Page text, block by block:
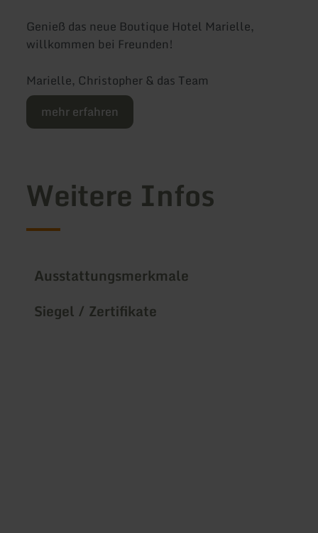
Genieß das neue Boutique Hotel Marielle,
willkommen bei Freunden!
Marielle, Christopher & das Team
mehr erfahren
Weitere Infos
Ausstattungsmerkmale
Siegel / Zertifikate